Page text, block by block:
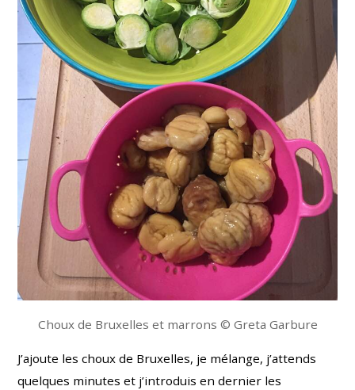
Choux de Bruxelles et marrons © Greta Garbure
J’ajoute les choux de Bruxelles, je mélange, j’attends
quelques minutes et j’introduis en dernier les